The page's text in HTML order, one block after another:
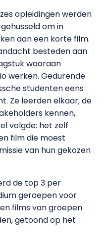
opleidingen werden
om in
aan een korte film.
besteden aan
waaraan
werken. Gedurende
studenten eens
Ze leerden elkaar, de
kennen,
volgde: het zelf
film die moest
van hun gekozen
de top 3 per
geroepen voor
films van groepen
getoond op het